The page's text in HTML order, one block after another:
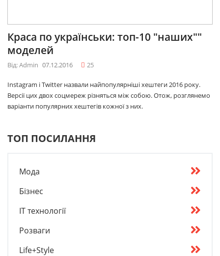
Краса по українськи: топ-10 "наших""
моделей
Від: Admin 07.12.2016 25
Instagram і Twitter назвали найпопулярніші хештеги 2016 року.
Версії цих двох соцмереж різняться між собою. Отож, розглянемо
варіанти популярних хештегів кожної з них.
ТОП ПОСИЛАННЯ
Мода
Бізнес
IT технології
Розваги
Life+Style